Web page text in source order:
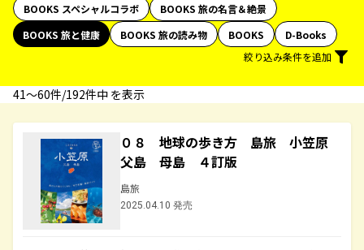
BOOKS スペシャルコラボ
BOOKS 旅の名言＆絶景
BOOKS 旅と健康
BOOKS 旅の読み物 BOOKS
D-Books
絞り込み条件を追加
41〜60件/192件中 を表示
０８ 地球の歩き方 島旅 小笠原
父島 母島 ４訂版
島旅
2025.04.10 発売